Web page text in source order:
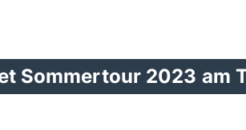
Sommertour 2023 am